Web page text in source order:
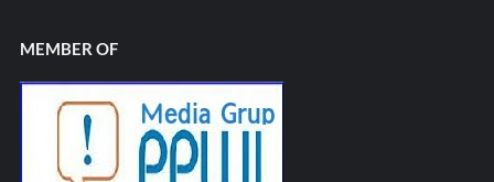
MEMBER OF